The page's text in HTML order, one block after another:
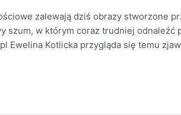
zalewają dziś obrazy stworzone
szum, w którym coraz trudniej odnaleźć
Ewelina Kotlicka przygląda się temu